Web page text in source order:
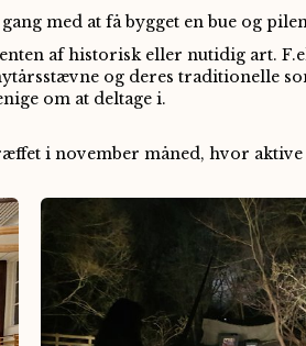
med at få bygget en bue og
af historisk eller nutidig art.
og deres traditionelle
om at deltage i.
i november måned, hvor